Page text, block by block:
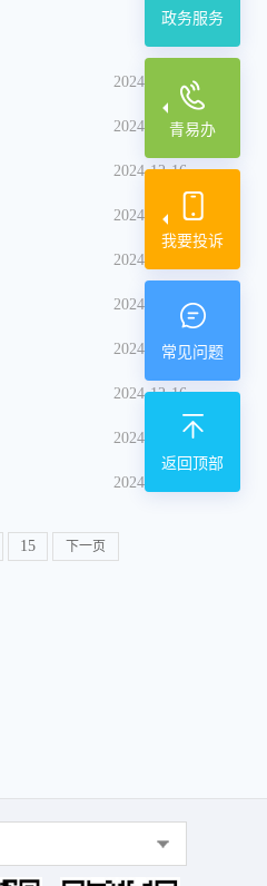
政务服务
青易办
我要投诉
常见问题
返回顶部
2024-12-25
2024-12-20
2024-12-16
2024-12-16
2024-12-16
2024-12-16
2024-12-16
2024-12-16
2024-12-12
2024-12-12
15 下一页